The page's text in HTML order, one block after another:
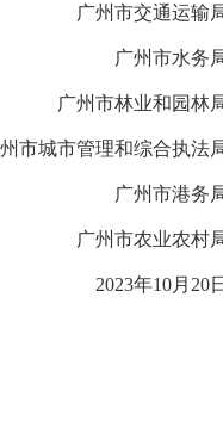
广州市交通运输
广州市水务
广州市林业和园林
城市管理和综合执法
广州市港务
广州市农业农村
2023年10月20日